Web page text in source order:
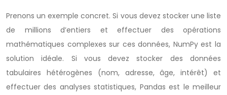
Prenons un exemple concret. Si vous devez stocker une liste
de millions d’entiers et effectuer des opérations
mathématiques complexes sur ces données, NumPy est la
solution idéale. Si vous devez stocker des données
tabulaires hétérogènes (nom, adresse, âge, intérêt) et
effectuer des analyses statistiques, Pandas est le meilleur